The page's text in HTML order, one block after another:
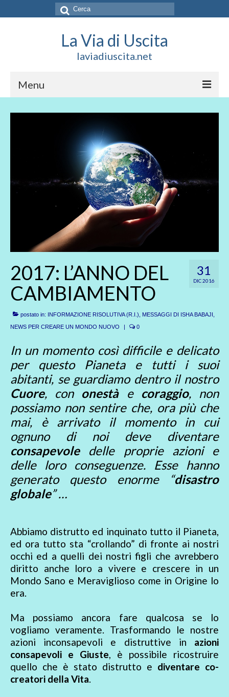
Cerca:
La Via di Uscita
laviadiuscita.net
Menu
HOME
SOSTIENICI
31
DIC 2016
2017: L’ANNO DEL
CAMBIAMENTO
postato in: INFORMAZIONE RISOLUTIVA (R.I.) MESSAGGI DI ISHA BABAJI
NEWS PER CREARE UN MONDO NUOVO
0
In un momento così difficile e delicato
per questo Pianeta e tutti i suoi
abitanti, se guardiamo dentro il nostro
Cuore, con onestàe coraggio, non
possiamo non sentire che, ora più che
mai, è arrivato il momento in cui
ognuno di noi deve diventare
consapevoledelle proprie azioni e
delle loro conseguenze. Esse hanno
generato questo enorme “disastro
globale” …
Abbiamo distrutto ed inquinato tutto il Pianeta,
ed ora tutto sta “crollando” di fronte ai nostri
occhi ed a quelli dei nostri figli che avrebbero
diritto anche loro a vivere e crescere in un
Mondo Sano e Meraviglioso come in Origine lo
era.
Ma possiamo ancora fare qualcosa se lo
vogliamo veramente. Trasformando le nostre
azioni inconsapevoli e distruttive in azioni
consapevoli e Giuste, è possibile ricostruire
quello che è stato distrutto e diventare co-
creatori della Vita.